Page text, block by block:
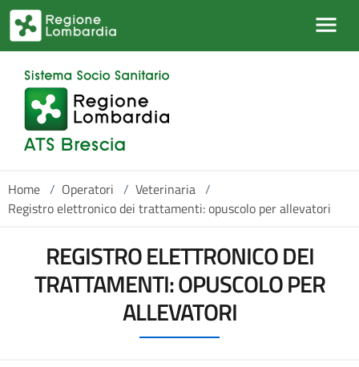
Salta al contenuto principale
Home / Operatori / Veterinaria /
Registro elettronico dei trattamenti: opuscolo per allevatori
REGISTRO ELETTRONICO DEI
TRATTAMENTI: OPUSCOLO PER
ALLEVATORI